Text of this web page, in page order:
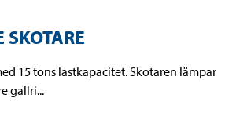
SKOTARE
15 tons lastkapacitet. Skotaren lämpar
gallri...